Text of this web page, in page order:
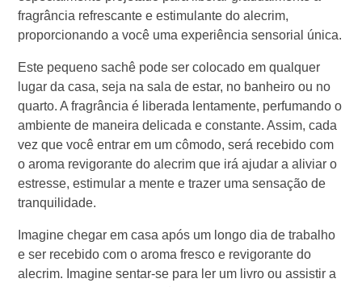
fragrância refrescante e estimulante do alecrim,
proporcionando a você uma experiência sensorial única.
Este pequeno sachê pode ser colocado em qualquer
lugar da casa, seja na sala de estar, no banheiro ou no
quarto. A fragrância é liberada lentamente, perfumando o
ambiente de maneira delicada e constante. Assim, cada
vez que você entrar em um cômodo, será recebido com
o aroma revigorante do alecrim que irá ajudar a aliviar o
estresse, estimular a mente e trazer uma sensação de
tranquilidade.
Imagine chegar em casa após um longo dia de trabalho
e ser recebido com o aroma fresco e revigorante do
alecrim. Imagine sentar-se para ler um livro ou assistir a